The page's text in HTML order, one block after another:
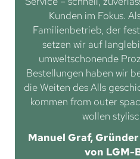
Kunden im Fokus.
Familienbetrieb, der
setzen wir auf
umweltschonende
Bestellungen haben wir
die Weiten des Alls
kommen from outer
wollen
Manuel Graf,
von LGM-